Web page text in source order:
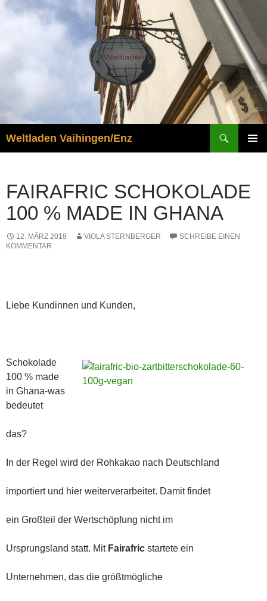
Zum
Weltladen Vaihingen/Enz
FAIRAFRIC SCHOKOLADE
100 % MADE IN GHANA
12. MÄRZ 2018 VIOLA STERNBERGER
SCHREIBE EINEN
KOMMENTAR
Liebe Kundinnen und Kunden,
Schokolade
100 % made
in Ghana-was
bedeutet
das?
In der Regel wird der Rohkakao nach Deutschland
importiert und hier weiterverarbeitet. Damit findet
ein Großteil der Wertschöpfung nicht im
Ursprungsland statt. MitFairafric startete ein
Unternehmen, das die größtmögliche